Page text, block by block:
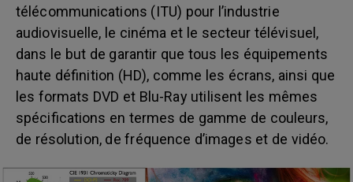
télécommunications (ITU) pour l’industrie
audiovisuelle, le cinéma et le secteur télévisuel,
dans le but de garantir que tous les équipements
haute définition (HD), comme les écrans, ainsi que
les formats DVD et Blu-Ray utilisent les mêmes
spécifications en termes de gamme de couleurs,
de résolution, de fréquence d’images et de vidéo.